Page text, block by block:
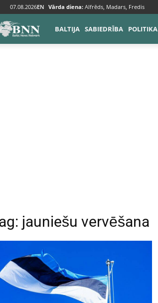
07.08.2026EN Vārda diena: Alfrēds, Madars, Fredis
BALTIJA SABIEDRĪBA POLITIKA
Jauniešu vervēšana
jauniešu vervēšana